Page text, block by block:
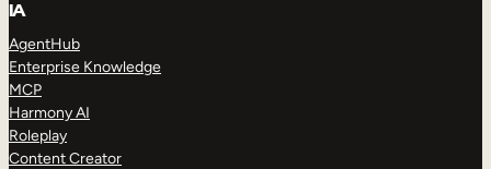
IA
AgentHub
Enterprise Knowledge
MCP
Harmony AI
Roleplay
Content Creator